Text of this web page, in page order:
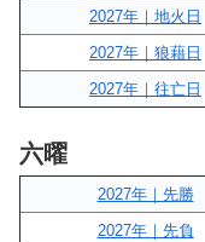
2027年｜地火日
2027年｜狼藉日
2027年｜往亡日
六曜
2027年｜先勝
2027年｜先負